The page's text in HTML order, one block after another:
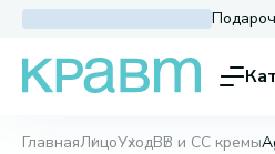
ГлавнаяЛицоУходBB и CC кремы